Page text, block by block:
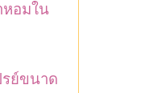
หอมใน
ย์ขนาด